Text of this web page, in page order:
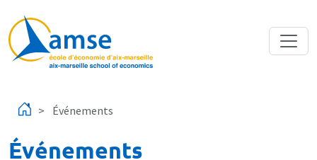
Événements
Événements